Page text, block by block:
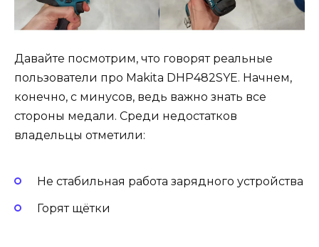
Давайте посмотрим, что говорят реальные
пользователи про Makita DHP482SYE. Начнем,
конечно, с минусов, ведь важно знать все
стороны медали. Среди недостатков
владельцы отметили:
Не стабильная работа зарядного устройства
Горят щётки